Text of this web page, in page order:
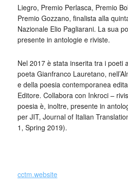
Liegro, Premio Perlasca, Premio
Premio Gozzano, finalista alla
Nazionale Elio Pagliarani. La sua
presente in antologie e riviste.
Nel 2017 è stata inserita tra i poeti
poeta Gianfranco Lauretano,
e della poesia contemporanea
Editore. Collabora con Inkroci –
poesia è, inoltre, presente in
per JIT, Journal of Italian
1, Spring 2019).
cctm.website